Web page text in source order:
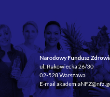
Narodowy Fundusz
ul. Rakowiecka 26/30
02-528 Warszawa
E-mail